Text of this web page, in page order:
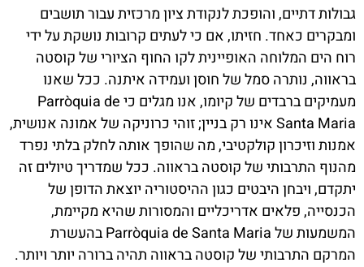
גבולות דתיים, והופכת לנקודת ציון מרכזית עבור תושבים
ומבקרים כאחד. חזיתו, אם כי לעתים קרובות נושקת על ידי
רוח הים המלוחה האופיינית לקו החוף הציורי של קוסטה
בראווה, נותרה סמל של חוסן ועמידה איתנה. ככל שאנו
מעמיקים ברבדים של קיומו, אנו מגלים כי Parròquia de
Santa Maria אינו רק בניין; זוהי כרוניקה של אמונה אנושית,
אמנות וזיכרון קולקטיבי, מה שהופך אותה לחלק בלתי נפרד
מהנוף התרבותי של קוסטה בראווה. ככל שמדריך טיולים זה
יתקדם, ויבחן היבטים כגון ההיסטוריה יוצאת הדופן של
הכנסייה, פלאים אדריכליים והמסורות שהיא מקיימת,
המשמעות של Parròquia de Santa Maria בהעשרת
המרקם התרבותי של קוסטה בראווה תהיה ברורה יותר ויותר.